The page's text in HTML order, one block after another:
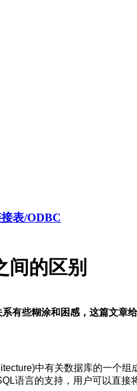
表/ODBC
间的区别
有些糊涂和困感，这篇文章
中有关数据库的一个
语言的支持，用户可以直接